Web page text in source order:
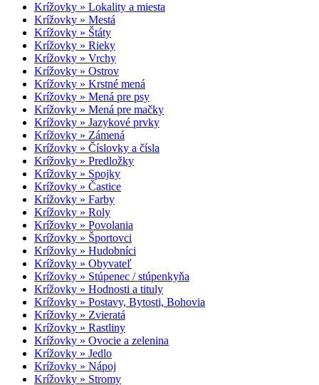
Krížovky » Lokality a miesta
Krížovky » Mestá
Krížovky » Štáty
Krížovky » Rieky
Krížovky » Vrchy
Krížovky » Ostrov
Krížovky » Krstné mená
Krížovky » Mená pre psy
Krížovky » Mená pre mačky
Krížovky » Jazykové prvky
Krížovky » Zámená
Krížovky » Číslovky a čísla
Krížovky » Predložky
Krížovky » Spojky
Krížovky » Častice
Krížovky » Farby
Krížovky » Roly
Krížovky » Povolania
Krížovky » Športovci
Krížovky » Hudobníci
Krížovky » Obyvateľ
Krížovky » Stúpenec / stúpenkyňa
Krížovky » Hodnosti a tituly
Krížovky » Postavy, Bytosti, Bohovia
Krížovky » Zvieratá
Krížovky » Rastliny
Krížovky » Ovocie a zelenina
Krížovky » Jedlo
Krížovky » Nápoj
Krížovky » Stromy